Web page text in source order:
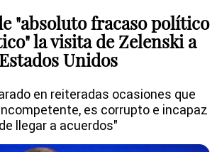
"absoluto fracaso político
la visita de Zelenski a
Estados Unidos
en reiteradas ocasiones que
es corrupto e incapaz
de llegar a acuerdos"